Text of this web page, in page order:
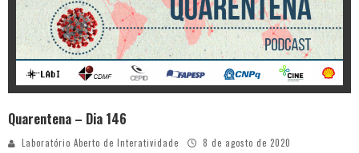
Quarentena – Dia 146
Laboratório Aberto de Interatividade
8 de agosto de 2020